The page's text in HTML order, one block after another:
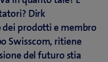
Dirk
prodotti e membro
Swisscom, ritiene
del futuro stia